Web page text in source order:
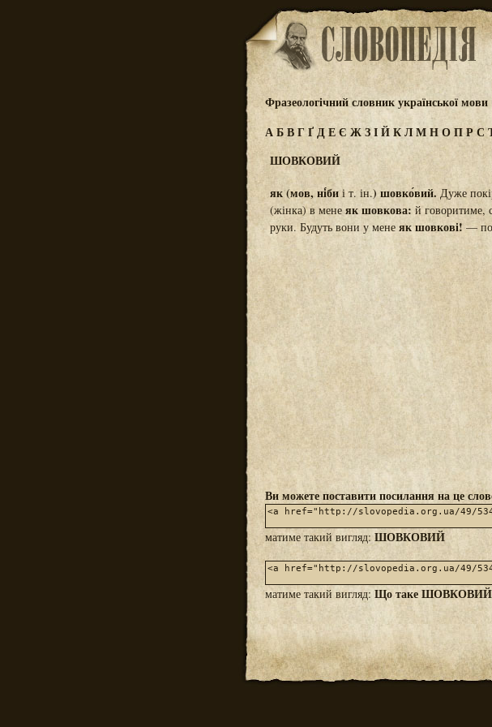
Фразеологічний словник української мови
АБВГҐДЕЄ ЖЗІЙКЛМНОПРС
ШОВКОВИЙ
як (мов, ні́биі т. ін.) шовко́вий. Дуже
(жінка) в менеяк шовкова: й говоритиме,
руки. Будуть вони у мене як шовкові! —
Ви можете поставити посилання на це
матиме такий вигляд: ШОВКОВИЙ
матиме такий вигляд: Що таке ШОВКОВИЙ